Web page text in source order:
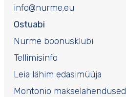
Ostuabi
Nurme boonusklubi
Tellimisinfo
Leia lähim edasimüüja
Montonio makselahendused
info@nurme.eu